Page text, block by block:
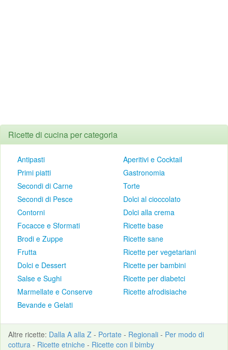
Ricette di cucina per categoria
Antipasti
Primi piatti
Secondi di Carne
Secondi di Pesce
Contorni
Focacce e Sformati
Brodi e Zuppe
Frutta
Dolci e Dessert
Salse e Sughi
Marmellate e Conserve
Bevande e Gelati
Aperitivi e Cocktail
Gastronomia
Torte
Dolci al cioccolato
Dolci alla crema
Ricette base
Ricette sane
Ricette per vegetariani
Ricette per bambini
Ricette per diabetci
Ricette afrodisiache
Altre ricette: Dalla A alla Z - Portate - Regionali - Per modo di
cottura - Ricette etniche - Ricette con il bimby